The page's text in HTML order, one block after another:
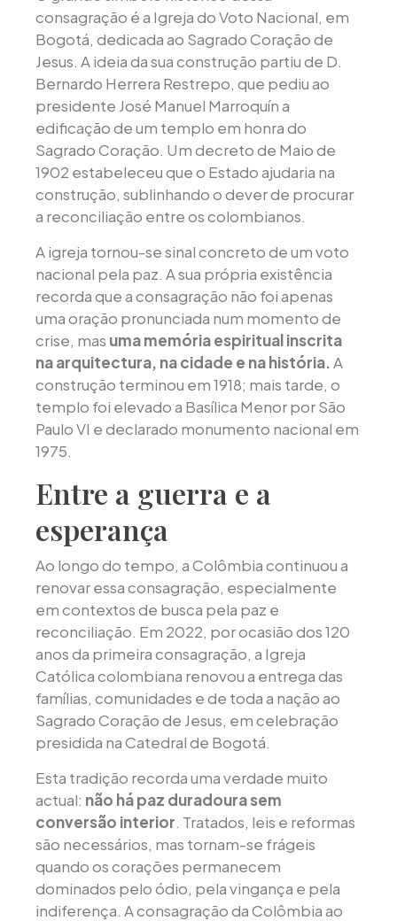
consagração é a Igreja do Voto Nacional, em
Bogotá, dedicada ao Sagrado Coração de
Jesus. A ideia da sua construção partiu de D.
Bernardo Herrera Restrepo, que pediu ao
presidente José Manuel Marroquín a
edificação de um templo em honra do
Sagrado Coração. Um decreto de Maio de
1902 estabeleceu que o Estado ajudaria na
construção, sublinhando o dever de procurar
a reconciliação entre os colombianos.
A igreja tornou-se sinal concreto de um voto
nacional pela paz. A sua própria existência
recorda que a consagração não foi apenas
uma oração pronunciada num momento de
crise, mas uma memória espiritual inscrita
na arquitectura, na cidade e na história.A
construção terminou em 1918; mais tarde, o
templo foi elevado a Basílica Menor por São
Paulo VI e declarado monumento nacional em
1975.
Entre a guerra e a
esperança
Ao longo do tempo, a Colômbia continuou a
renovar essa consagração, especialmente
em contextos de busca pela paz e
reconciliação. Em 2022, por ocasião dos 120
anos da primeira consagração, a Igreja
Católica colombiana renovou a entrega das
famílias, comunidades e de toda a nação ao
Sagrado Coração de Jesus, em celebração
presidida na Catedral de Bogotá.
Esta tradição recorda uma verdade muito
actual: não há paz duradoura sem
conversão interior. Tratados, leis e reformas
são necessários, mas tornam-se frágeis
quando os corações permanecem
dominados pelo ódio, pela vingança e pela
indiferença. A consagração da Colômbia ao